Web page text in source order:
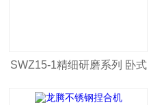
SWZ15-1精细研磨系列 卧式
密闭锥形砂磨机